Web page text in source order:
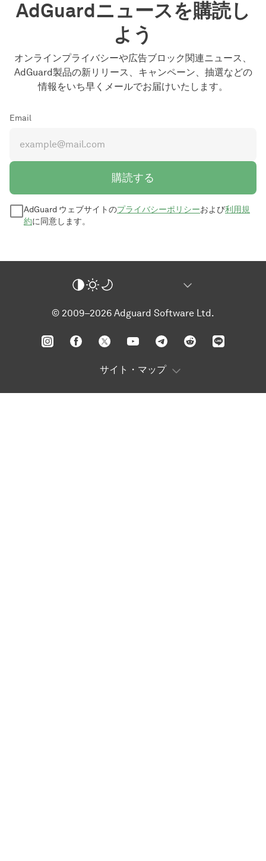
AdGuardニュースを購読し
よう
オンラインプライバシーや広告ブロック関連ニュース、
AdGuard製品の新リリース、キャンペーン、抽選などの
情報をいち早くメールでお届けいたします。
Email
購読する
AdGuard ウェブサイトのプライバシーポリシーおよび利用規
約に同意します。
© 2009–2026 Adguard Software Ltd.
サイト・マップ